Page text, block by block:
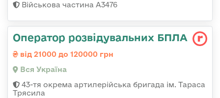
Військова частина А3476
Оператор розвідувальних БПЛА
від 21000 до 120000 грн
Вся Україна
43-тя окрема артилерійська бригада ім. Тараса
Трясила